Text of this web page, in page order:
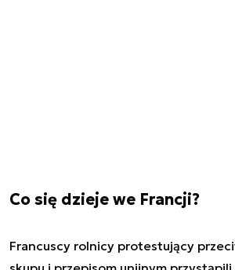
Co się dzieje we Francji?
Francuscy rolnicy protestujący